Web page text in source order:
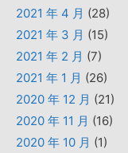
2021 年 4 月 (28)
2021 年 3 月 (15)
2021 年 2 月 (7)
2021 年 1 月 (26)
2020 年 12 月 (21)
2020 年 11 月 (16)
2020 年 10 月 (1)